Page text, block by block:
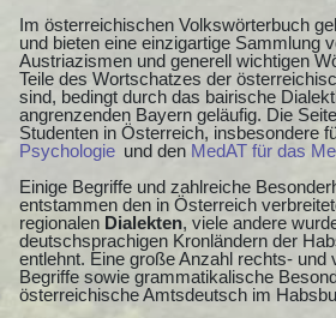
Im österreichischen Volkswörterbuch
und bieten eine einzigartige Sammlung
Austriazismen und generell wichtigen
Teile des Wortschatzes der
sind, bedingt durch das bairische
angrenzenden Bayern geläufig. Die
Studenten in Österreich, insbesondere
Psychologie und den MedAT für das
Einige Begriffe und zahlreiche
entstammen den in Österreich
regionalen Dialekten, viele andere
deutschsprachigen Kronländern der
entlehnt. Eine große Anzahl rechts- und
Begriffe sowie grammatikalische
österreichische Amtsdeutsch im